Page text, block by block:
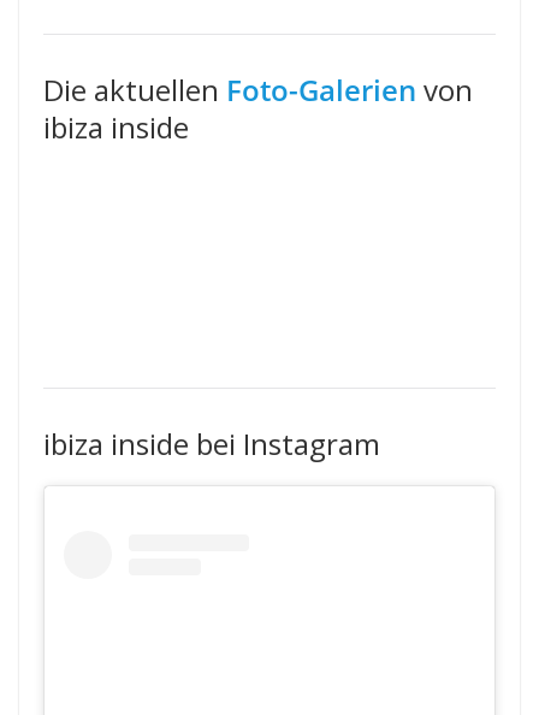
Die aktuellen Foto-Galerien von
ibiza inside
ibiza inside bei Instagram